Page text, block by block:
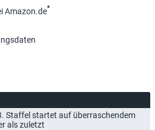
Amazon.de*
Staffel startet auf überraschendem
als zuletzt